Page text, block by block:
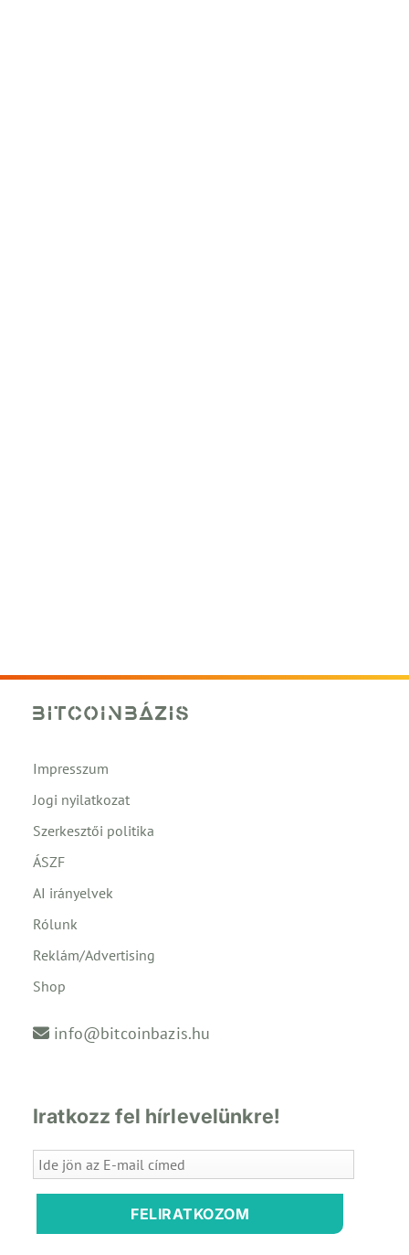
Impresszum
Jogi nyilatkozat
Szerkesztői politika
ÁSZF
AI irányelvek
Rólunk
Reklám/Advertising
Shop
info@bitcoinbazis.hu
Iratkozz fel hírlevelünkre!
FELIRATKOZOM